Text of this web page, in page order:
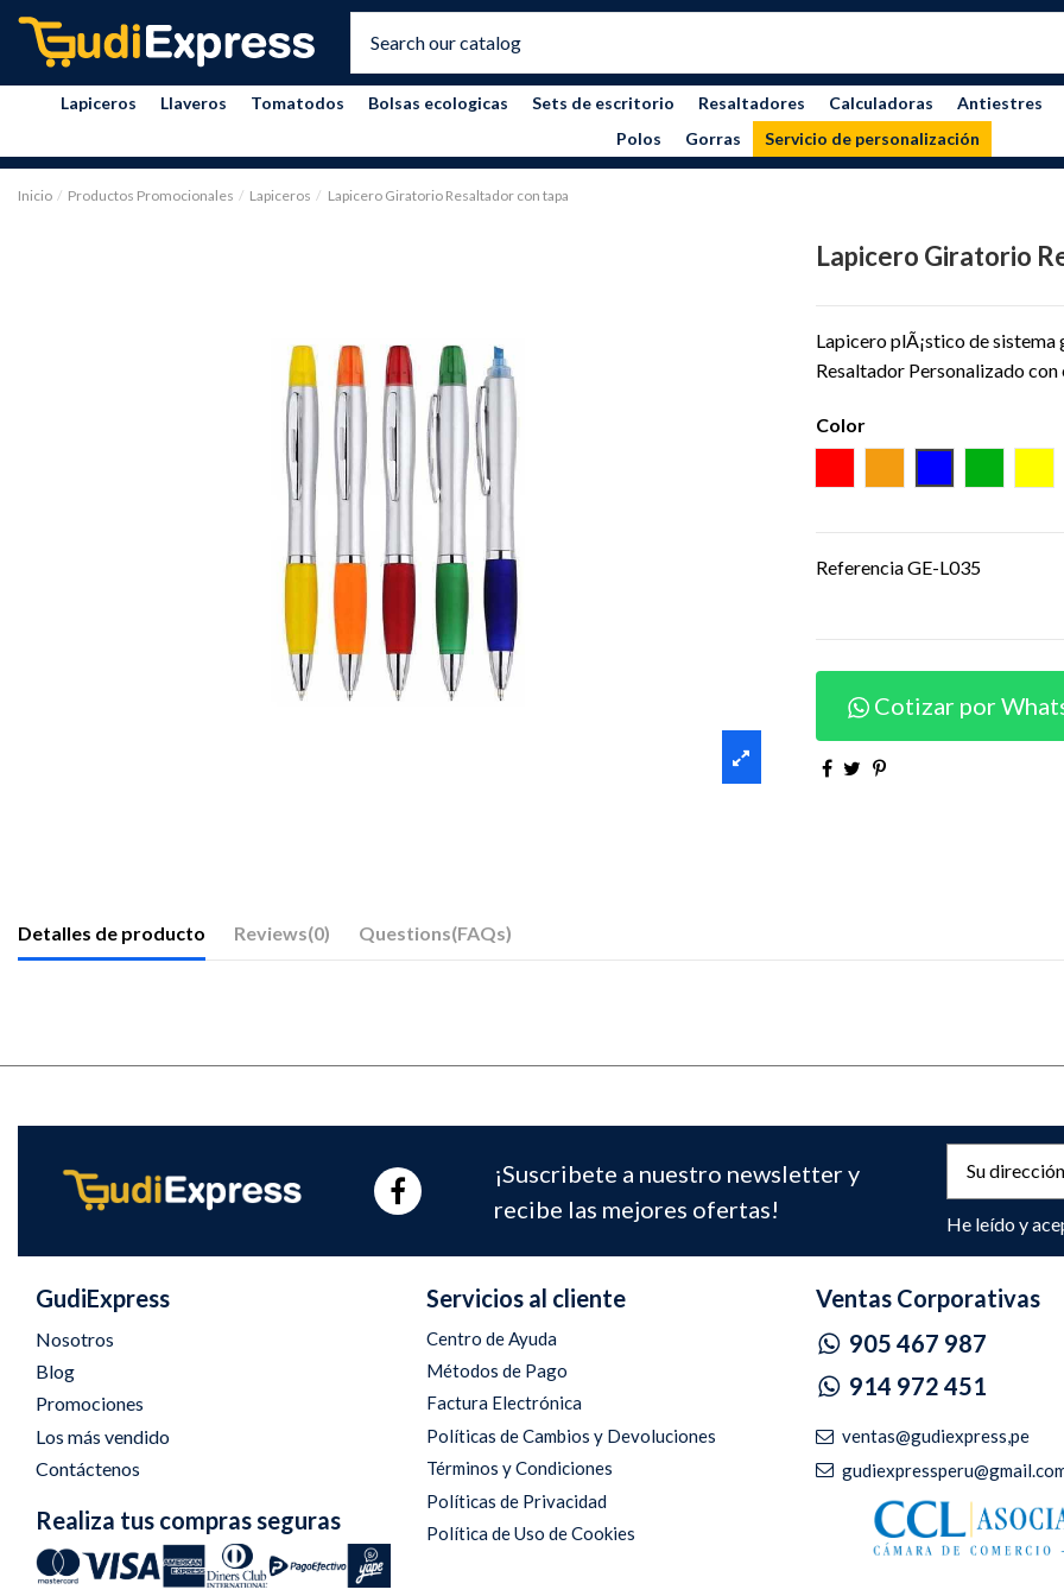
Lapiceros Llaveros Tomatodos Bolsas ecologicas Sets de escritorio Resaltadores Calculadoras
Antiestres
Polos
Gorras Servicio de personalización
Inicio Productos Promocionales Lapiceros Lapicero Giratorio Resaltador con tapa
Lapicero Giratorio
Lapicero plÃ¡stico de
Resaltador Personalizado
Color
ReferenciaGE-L035
Cotizar por
Detalles de producto Reviews(0) Questions(FAQs)
¡Suscribete a nuestro newsletter y
recibe las mejores ofertas!
He leído y
GudiExpress
Nosotros
Blog
Promociones
Los más vendido
Contáctenos
Realiza tus compras seguras
Servicios al cliente
Centro de Ayuda
Métodos de Pago
Factura Electrónica
Políticas de Cambios y Devoluciones
Términos y Condiciones
Políticas de Privacidad
Política de Uso de Cookies
Ventas Corporativas
905 467 987
914 972 451
ventas@gudiexpress,pe